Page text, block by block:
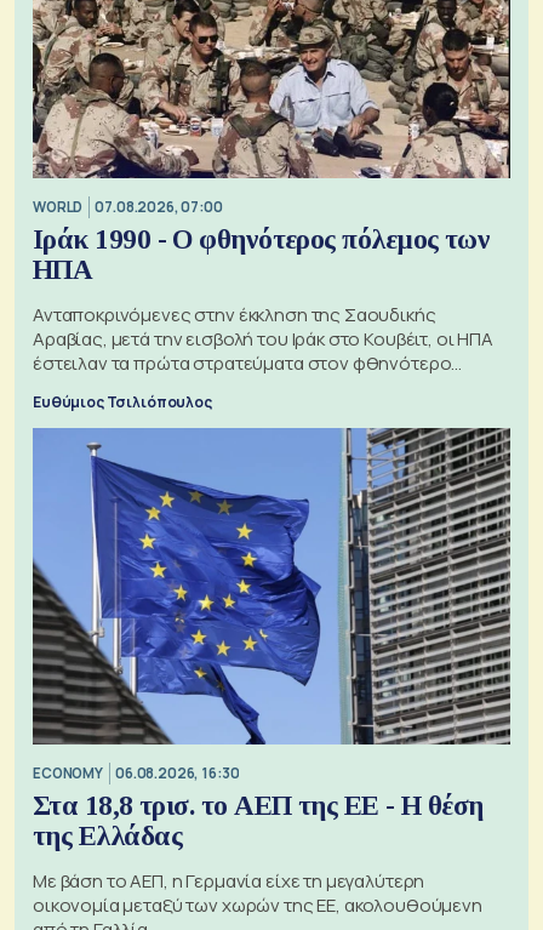
WORLD 07.08.2026, 07:00
Ιράκ 1990 - Ο φθηνότερος πόλεμος των
ΗΠΑ
Ανταποκρινόμενες στην έκκληση της Σαουδικής
Αραβίας, μετά την εισβολή του Ιράκ στο Κουβέιτ, οι ΗΠΑ
έστειλαν τα πρώτα στρατεύματα στον φθηνότερο
Ευθύμιος Τσιλιόπουλος
ECONOMY 06.08.2026, 16:30
Στα 18,8 τρισ. το ΑΕΠ της ΕΕ - Η θέση
της Ελλάδας
Με βάση το ΑΕΠ, η Γερμανία είχε τη μεγαλύτερη
οικονομία μεταξύ των χωρών της ΕΕ, ακολουθούμενη